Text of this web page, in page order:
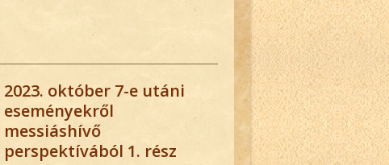
2023. október 7-e utáni
eseményekről
messiáshívő
perspektívából 1. rész